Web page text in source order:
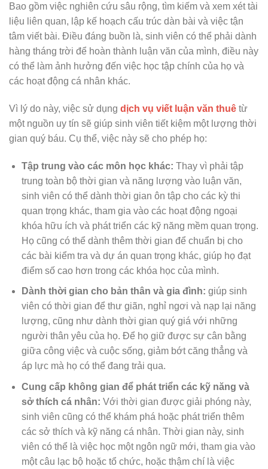
Bao gồm việc nghiên cứu sâu rộng, tìm kiếm và xem xét tài
liệu liên quan, lập kế hoạch cấu trúc dàn bài và việc tận
tâm viết bài. Điều đáng buồn là, sinh viên có thể phải dành
hàng tháng trời để hoàn thành luận văn của mình, điều này
có thể làm ảnh hưởng đến việc học tập chính của họ và
các hoạt động cá nhân khác.
Vì lý do này, việc sử dụng dịch vụ viết luận văn thuê từ
một nguồn uy tín sẽ giúp sinh viên tiết kiệm một lượng thời
gian quý báu. Cụ thể, việc này sẽ cho phép họ:
Tập trung vào các môn học khác: Thay vì phải tập
trung toàn bộ thời gian và năng lượng vào luận văn,
sinh viên có thể dành thời gian ôn tập cho các kỳ thi
quan trọng khác, tham gia vào các hoạt động ngoại
khóa hữu ích và phát triển các kỹ năng mềm quan trọng.
Họ cũng có thể dành thêm thời gian để chuẩn bị cho
các bài kiểm tra và dự án quan trọng khác, giúp họ đạt
điểm số cao hơn trong các khóa học của mình.
Dành thời gian cho bản thân và gia đình: giúp sinh
viên có thời gian để thư giãn, nghỉ ngơi và nạp lại năng
lượng, cũng như dành thời gian quý giá với những
người thân yêu của họ. Để họ giữ được sự cân bằng
giữa công việc và cuộc sống, giảm bớt căng thẳng và
áp lực mà họ có thể đang trải qua.
Cung cấp không gian để phát triển các kỹ năng và
sở thích cá nhân: Với thời gian được giải phóng này,
sinh viên cũng có thể khám phá hoặc phát triển thêm
các sở thích và kỹ năng cá nhân. Thời gian này, sinh
viên có thể là việc học một ngôn ngữ mới, tham gia vào
một câu lạc bộ hoặc tổ chức, hoặc thậm chí là việc